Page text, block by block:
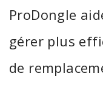
ProDongle
gérer plus
de